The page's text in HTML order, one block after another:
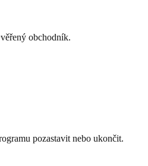
obchodník.
pozastavit nebo ukončit.